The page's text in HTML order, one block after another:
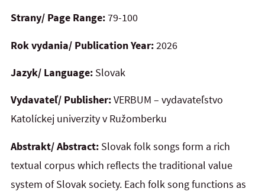
Strany/ Page Range:79-100
Rok vydania/ Publication Year:2026
Jazyk/ Language: Slovak
Vydavateľ/ Publisher:VERBUM – vydavateľstvo
Katolíckej univerzity v Ružomberku
Abstrakt/ Abstract: Slovak folk songs form a rich
textual corpus which reflects the traditional value
system of Slovak society. Each folk song functions as